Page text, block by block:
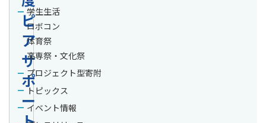
ピ
ア
サ
ポ
ー
学生生活
ロボコン
体育祭
高専祭・文化祭
プロジェクト型寄附
トピックス
イベント情報